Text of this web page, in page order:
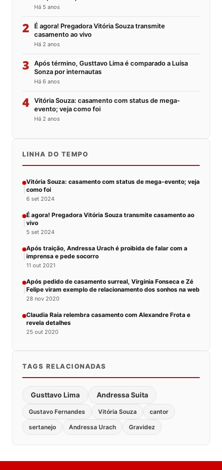
Há 5 anos
2
É agora! Pregadora Vitória Souza transmite
casamento ao vivo
Há 2 anos
3
Após término, Gusttavo Lima é comparado a Luísa
Sonza por internautas
Há 6 anos
4
Vitória Souza: casamento com status de mega-
evento; veja como foi
Há 2 anos
LINHA DO TEMPO
Vitória Souza: casamento com status de mega-evento; veja
como foi
6 set 2024
É agora! Pregadora Vitória Souza transmite casamento ao
vivo
5 set 2024
Após traição, Andressa Urach é proibida de falar com a
imprensa e pede socorro
11 out 2021
Após pedido de casamento surreal, Virginia Fonseca e Zé
Felipe viram exemplo de relacionamento dos sonhos na web
28 nov 2020
Claudia Raia relembra casamento com Alexandre Frota e
revela detalhes
25 out 2020
TAGS RELACIONADAS
Gusttavo Lima Andressa Suita
Gustavo Fernandes Vitória Souza cantor
sertanejo Andressa Urach Gravidez